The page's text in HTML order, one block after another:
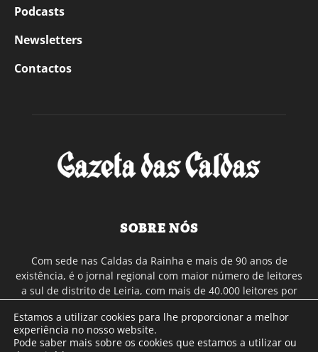
Podcasts
Newsletters
Contactos
SOBRE NÓS
Com sede nas Caldas da Rainha e mais de 90 anos de
existência, é o jornal regional com maior número de leitores
a sul de distrito de Leiria, com mais de 40.000 leitores por
Continental e assinatura online.
Estamos a utilizar cookies para lhe proporcionar a melhor
experiência no nosso website.
Pode saber mais sobre os cookies que estamos a utilizar ou